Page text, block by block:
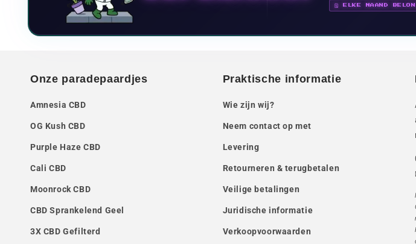
🗓 ELKE MAAND
Onze paradepaardjes
Amnesia CBD
OG Kush CBD
Purple Haze CBD
Cali CBD
Moonrock CBD
CBD Sprankelend Geel
3X CBD Gefilterd
Praktische informatie
Wie zijn wij?
Neem contact op met
Levering
Retourneren & terugbetalen
Veilige betalingen
Juridische informatie
Verkoopvoorwaarden